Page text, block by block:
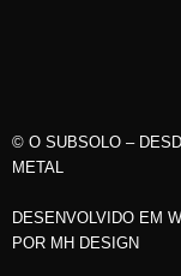
© O SUBSOLO –
METAL
DESENVOLVIDO EM
POR MH DESIGN